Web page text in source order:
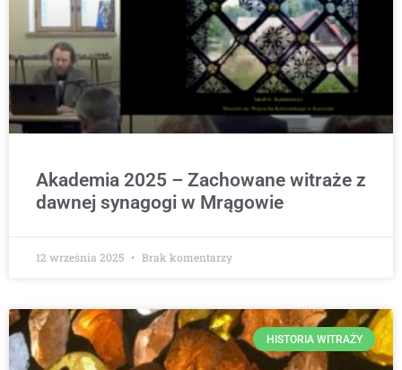
Akademia 2025 – Zachowane witraże z
dawnej synagogi w Mrągowie
12 września 2025 Brak komentarzy
HISTORIA WITRAŻY